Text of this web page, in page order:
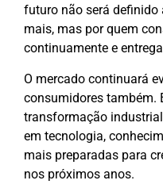
futuro não será definido
mais, mas por quem
continuamente e
O mercado continuará
consumidores também.
transformação
em tecnologia,
mais preparadas para
nos próximos anos.